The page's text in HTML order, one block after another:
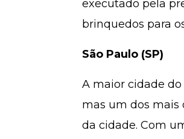
executado pela
brinquedos para
São Paulo (SP)
A maior cidade
mas um dos mais
da cidade. Com